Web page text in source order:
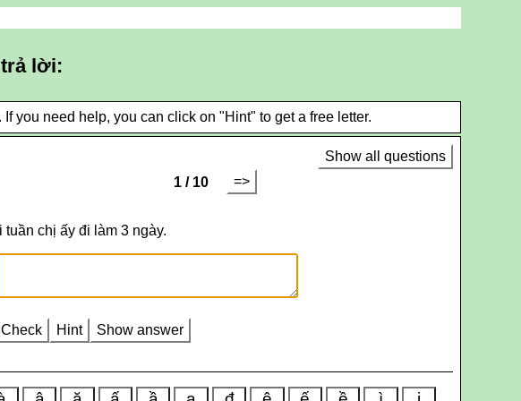
lời:
you need help, you can click on "Hint" to get a free letter.
Show all questions
1 / 10
=>
tuần chị ấy đi làm 3 ngày.
Check Hint Show answer